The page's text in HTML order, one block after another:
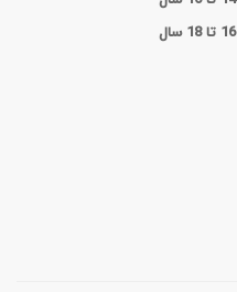
16 تا 18 سال